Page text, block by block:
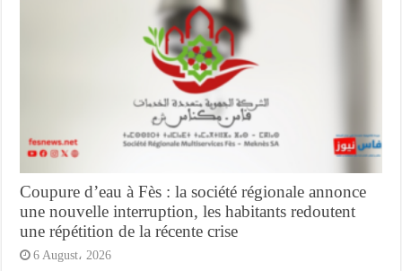
Coupure d’eau à Fès : la société régionale annonce
une nouvelle interruption, les habitants redoutent
une répétition de la récente crise
6 August، 2026